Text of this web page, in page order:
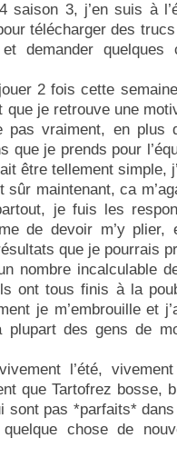
saison 3, j’en suis à
télécharger des
demander quelques
2 fois cette
je retrouve une
pas vraiment, en plus
que je prends pour
être tellement simple,
sûr maintenant, ca
je fuis les
de devoir m’y plier,
que je pourrais
nombre incalculable
ont tous finis à la
je m’embrouille et
des gens de
l’été,
que Tartofrez bosse,
sont pas *parfaits*
chose de